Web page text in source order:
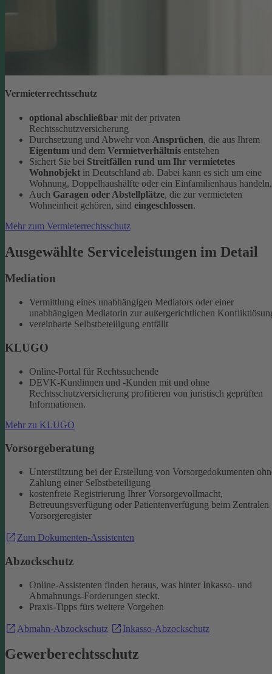
Vermieterrechtsschutz
optional abschließbar mit der privaten
Rechtsschutzversicherung
Durchsetzung und Abwehr von Ansprüchen, die aus Ihrem
Eigentum und dem Vermietverhältnis entstehen
Sichert Sie bei Streitfällen rund um Ihr vermietetes
Wohnobjekt in Deutschland ab. Dabei kann es sich um eine
Wohnung, Doppelhaushälfte oder ein Einfamilienhaus handeln.
Auch Garagen oder Abstellplätze, die zur vermieteten
Wohneinheit gehören, sind eingeschlossen.
Mehr zum Vermieterrechtsschutz
Ausgewählte Serviceleistungen im Detail
Mediation
Vermittlung eines unabhängigen Mediators oder einer
unabhängigen Mediatorin zur außergerichtlichen
vereinbarte Selbstbeteiligung entfällt
KLUGO
Online-Portal für Rechtssuchende
DEVK-Kundinnen und -Kunden mit und ohne
Rechtsschutzversicherung profitieren von juristisch geprüften
Informationen.
Mehr zu KLUGO
Vorsorgeberatung
Unterstützung bei der Erstellung von Vorsorgedokumenten
Zahlung einer Selbstbeteiligung
kostenfreie Registrierung Ihrer Vorsorgevollmacht,
Betreuungsverfügung oder Patientenverfügung beim Zentralen
Vorsorgeregister
Zum Dokumenten-Assistenten
Abzockschutz
Online-Assistenten finden heraus, was hinter Inkasso- und
Abmahnungs-Forderungen steckt.
Praxis-Tipps fürs weitere Vorgehen
Abmahn-Abzockschutz Inkasso-Abzockschutz
Gewerberechtsschutz